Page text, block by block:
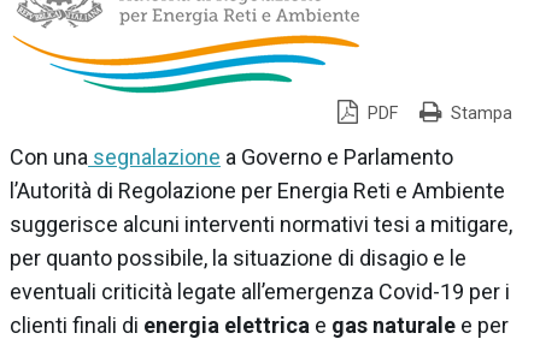
PDF Stampa
Con una segnalazione a Governo e Parlamento
l’Autorità di Regolazione per Energia Reti e Ambiente
suggerisce alcuni interventi normativi tesi a mitigare,
per quanto possibile, la situazione di disagio e le
eventuali criticità legate all’emergenza Covid-19 per i
clienti finali di energia elettrica e gas naturale e per